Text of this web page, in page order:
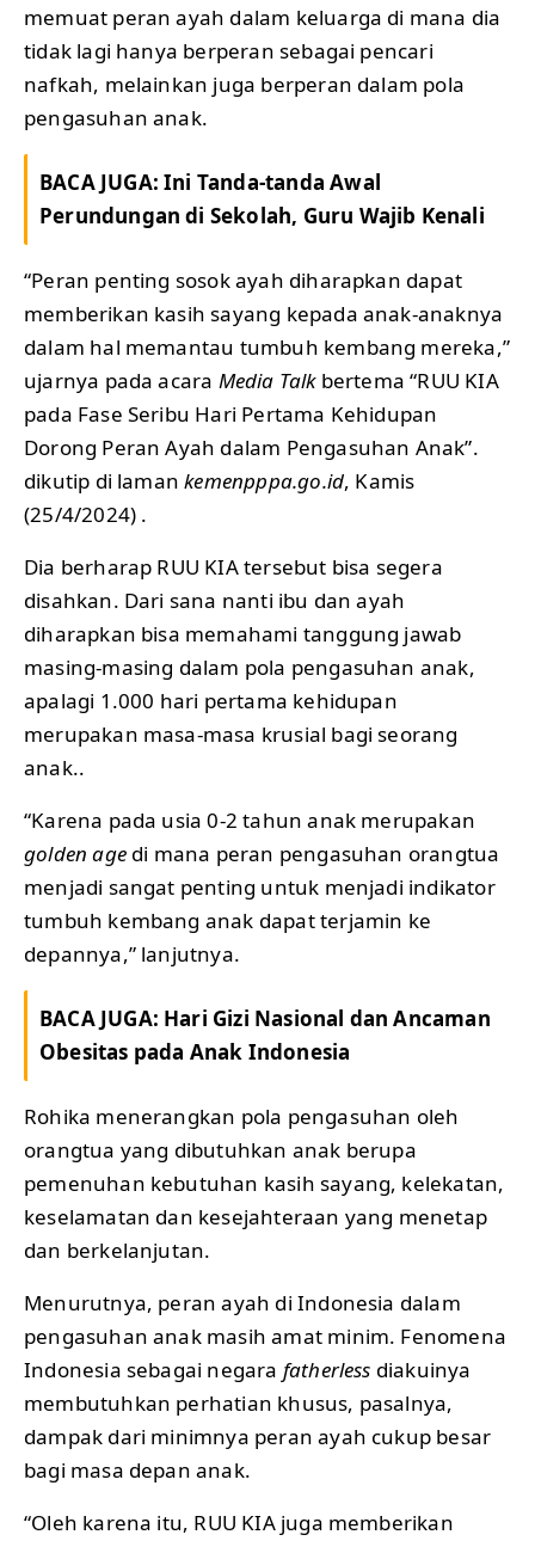
memuat peran ayah dalam keluarga di mana dia
tidak lagi hanya berperan sebagai pencari
nafkah, melainkan juga berperan dalam pola
pengasuhan anak.
BACA JUGA:Ini Tanda-tanda Awal
Perundungan di Sekolah, Guru Wajib Kenali
“Peran penting sosok ayah diharapkan dapat
memberikan kasih sayang kepada anak-anaknya
dalam hal memantau tumbuh kembang mereka,”
ujarnya pada acara Media Talk bertema “RUU KIA
pada Fase Seribu Hari Pertama Kehidupan
Dorong Peran Ayah dalam Pengasuhan Anak”.
dikutip di lamankemenpppa.go.id, Kamis
(25/4/2024) .
Dia berharap RUU KIA tersebut bisa segera
disahkan. Dari sana nanti ibu dan ayah
diharapkan bisa memahami tanggung jawab
masing-masing dalam pola pengasuhan anak,
apalagi 1.000 hari pertama kehidupan
merupakan masa-masa krusial bagi seorang
anak..
“Karena pada usia 0-2 tahun anak merupakan
golden agedi mana peran pengasuhan orangtua
menjadi sangat penting untuk menjadi indikator
tumbuh kembang anak dapat terjamin ke
depannya,” lanjutnya.
BACA JUGA: Hari Gizi Nasional dan Ancaman
Obesitas pada Anak Indonesia
Rohika menerangkan pola pengasuhan oleh
orangtua yang dibutuhkan anak berupa
pemenuhan kebutuhan kasih sayang, kelekatan,
keselamatan dan kesejahteraan yang menetap
dan berkelanjutan.
Menurutnya, peran ayah di Indonesia dalam
pengasuhan anak masih amat minim. Fenomena
Indonesia sebagai negara fatherless diakuinya
membutuhkan perhatian khusus, pasalnya,
dampak dari minimnya peran ayah cukup besar
bagi masa depan anak.
“Oleh karena itu, RUU KIA juga memberikan